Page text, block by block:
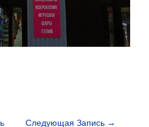
Следующая Запись →